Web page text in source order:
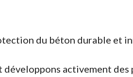
du béton durable et
développons activement des